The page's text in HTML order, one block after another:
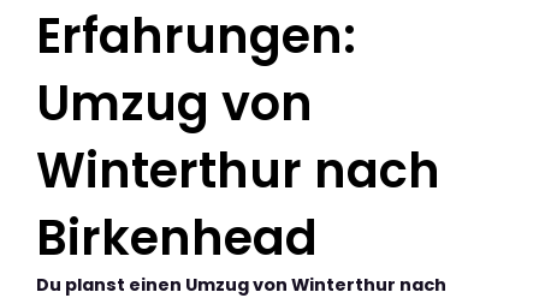
Erfahrungen:
Umzug von
Winterthur nach
Birkenhead
Du planst einen Umzug von Winterthur nach